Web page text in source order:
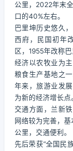
公里，2022年末
口的40%左右。
巴里坤历史悠久
西府，民国初年
区，1955年改称
经济以农牧业为
粮食生产基地之
年来，旅游业发
为新的经济增长点
交通方面，兰新
网络较为完善，
公里，交通便利。
先后荣获“全国民